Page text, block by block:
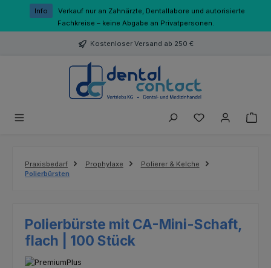
Zum Hauptinhalt springen
Info
Verkauf nur an Zahnärzte, Dentallabore und autorisierte
Fachkreise – keine Abgabe an Privatpersonen.
Kostenloser Versand ab 250 €
Du hast 0
Praxisbedarf Prophylaxe
Polierer & Kelche
Polierbürsten
Polierbürste mit CA-Mini-Schaft,
flach | 100 Stück